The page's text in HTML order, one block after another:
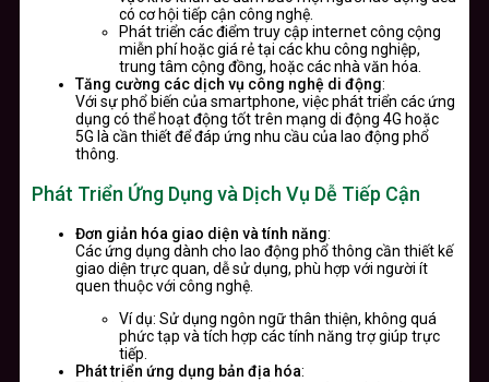
có cơ hội tiếp cận công nghệ.
Phát triển các điểm truy cập internet công cộng
miễn phí hoặc giá rẻ tại các khu công nghiệp,
trung tâm cộng đồng, hoặc các nhà văn hóa.
Tăng cường các dịch vụ công nghệ di động:
Với sự phổ biến của smartphone, việc phát triển các ứng
dụng có thể hoạt động tốt trên mạng di động 4G hoặc
5G là cần thiết để đáp ứng nhu cầu của lao động phổ
thông.
Phát Triển Ứng Dụng và Dịch Vụ Dễ Tiếp Cận
Đơn giản hóa giao diện và tính năng:
Các ứng dụng dành cho lao động phổ thông cần thiết kế
giao diện trực quan, dễ sử dụng, phù hợp với người ít
quen thuộc với công nghệ.
Ví dụ: Sử dụng ngôn ngữ thân thiện, không quá
phức tạp và tích hợp các tính năng trợ giúp trực
tiếp.
Phát triển ứng dụng bản địa hóa: